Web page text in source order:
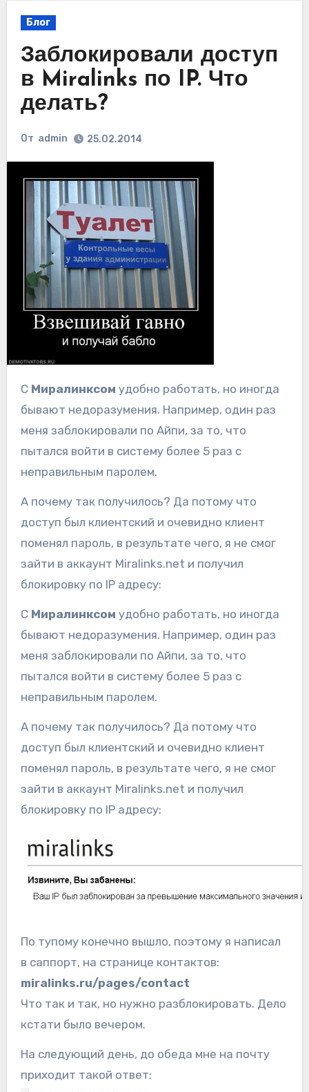
Блог
Заблокировали доступ
в Miralinks по IP. Что
делать?
От admin 25.02.2014
С Миралинксом удобно работать, но иногда
бывают недоразумения. Например, один раз
меня заблокировали по Айпи, за то, что
пытался войти в систему более 5 раз с
неправильным паролем.
А почему так получилось? Да потому что
доступ был клиентский и очевидно клиент
поменял пароль, в результате чего, я не смог
зайти в аккаунт Miralinks.net и получил
блокировку по IP адресу:
С Миралинксом удобно работать, но иногда
бывают недоразумения. Например, один раз
меня заблокировали по Айпи, за то, что
пытался войти в систему более 5 раз с
неправильным паролем.
А почему так получилось? Да потому что
доступ был клиентский и очевидно клиент
поменял пароль, в результате чего, я не смог
зайти в аккаунт Miralinks.net и получил
блокировку по IP адресу:
По тупому конечно вышло, поэтому я написал
в саппорт, на странице контактов:
miralinks.ru/pages/contact
Что так и так, но нужно разблокировать. Дело
кстати было вечером.
На следующий день, до обеда мне на почту
приходит такой ответ: